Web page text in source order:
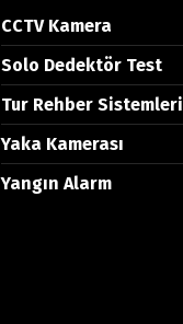
CCTV Kamera
Solo Dedektör Test
Tur Rehber Sistemleri
Yaka Kamerası
Yangın Alarm